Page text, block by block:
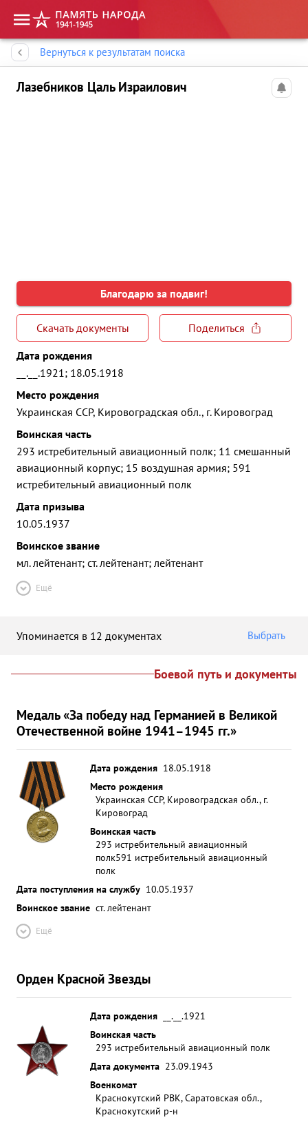
Вернуться к результатам поиска
Лазебников Цаль Израилович
Благодарю за подвиг!
Скачать документы
Поделиться
Дата рождения
__.__.1921; 18.05.1918
Место рождения
Украинская ССР, Кировоградская обл., г. Кировоград
Воинская часть
293 истребительный авиационный полк; 11 смешанный
авиационный корпус; 15 воздушная армия; 591
истребительный авиационный полк
Дата призыва
10.05.1937
Воинское звание
мл. лейтенант; ст. лейтенант; лейтенант
Ещё
Упоминается в 12 документах Выбрать
Боевой путь и документы
Медаль «За победу над Германией в Великой
Отечественной войне 1941–1945 гг.»
Дата рождения 18.05.1918
Место рождения
Украинская ССР, Кировоградская обл., г.
Кировоград
Воинская часть
293 истребительный авиационный
полк591 истребительный авиационный
полк
Дата поступления на службу 10.05.1937
Воинское звание ст. лейтенант
Ещё
Орден Красной Звезды
Дата рождения
__.__.1921
Воинская часть
293 истребительный авиационный полк
Дата документа 23.09.1943
Военкомат
Краснокутский РВК, Саратовская обл.,
Краснокутский р-н
Память народа